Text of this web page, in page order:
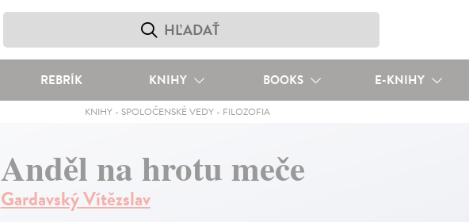
REBRÍK KNIHY BOOKS E-KNIHY
KNIHY- SPOLOČENSKÉ VEDY- FILOZOFIA
Anděl na hrotu meče
Gardavský Vítězslav